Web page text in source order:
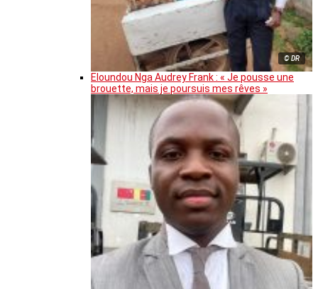
© DR
Eloundou Nga Audrey Frank : « Je pousse une
brouette, mais je poursuis mes rêves »